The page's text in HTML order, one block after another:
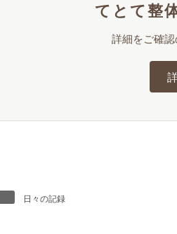
てとて整
詳細をご確
日々の記録